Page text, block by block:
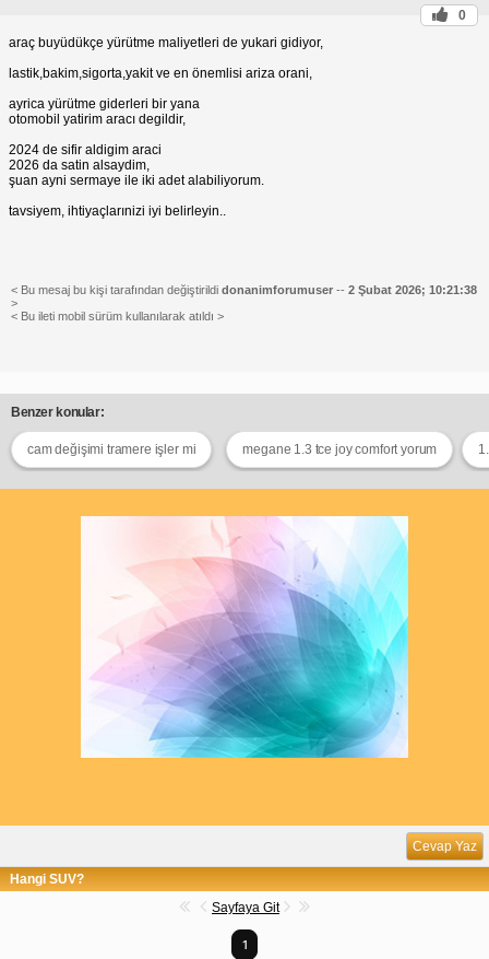
0
araç buyüdükçe yürütme maliyetleri de yukari gidiyor,
lastik,bakim,sigorta,yakit ve en önemlisi ariza orani,
ayrica yürütme giderleri bir yana
otomobil yatirim aracı degildir,
2024 de sifir aldigim araci
2026 da satin alsaydim,
şuan ayni sermaye ile iki adet alabiliyorum.
tavsiyem, ihtiyaçlarınizi iyi belirleyin..
< Bu mesaj bu kişi tarafından değiştirildi donanimforumuser -- 2 Şubat 2026; 10:21:38
>
< Bu ileti mobil sürüm kullanılarak atıldı >
Benzer konular:
cam değişimi tramere işler mi megane 1.3 tce joy comfort yorum
Cevap Yaz
Hangi SUV?
Sayfaya Git
1